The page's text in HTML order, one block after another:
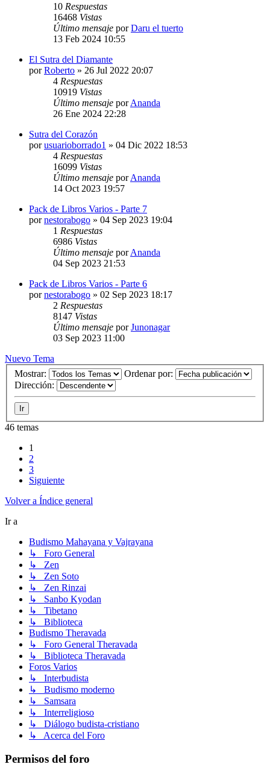
10 Respuestas
16468 Vistas
Último mensaje porDaru el tuerto
13 Feb 2024 10:55
El Sutra del Diamante
porRoberto » 26 Jul 2022 20:07
4 Respuestas
10919 Vistas
Último mensaje porAnanda
26 Ene 2024 22:28
Sutra del Corazón
porusuarioborrado1 » 04 Dic 2022 18:53
4 Respuestas
16099 Vistas
Último mensaje porAnanda
14 Oct 2023 19:57
Pack de Libros Varios - Parte 7
pornestorabogo » 04 Sep 2023 19:04
1 Respuestas
6986 Vistas
Último mensaje porAnanda
04 Sep 2023 21:53
Pack de Libros Varios - Parte 6
pornestorabogo » 02 Sep 2023 18:17
2 Respuestas
8147 Vistas
Último mensaje porJunonagar
03 Sep 2023 11:00
Nuevo Tema
Mostrar:
Ordenar por:
Dirección:
46 temas
1
2
3
Siguiente
Volver a Índice general
Ir a
Budismo Mahayana y Vajrayana
↳ Foro General
↳ Zen
↳ Zen Soto
↳ Zen Rinzai
↳ Sanbo Kyodan
↳ Tibetano
↳ Biblioteca
Budismo Theravada
↳ Foro General Theravada
↳ Biblioteca Theravada
Foros Varios
↳ Interbudista
↳ Budismo moderno
↳ Samsara
↳ Interreligioso
↳ Diálogo budista-cristiano
↳ Acerca del Foro
Permisos del foro